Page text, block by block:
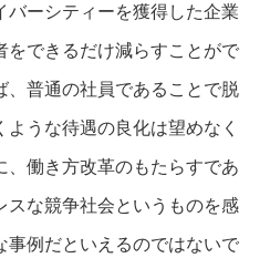
バーシティーを獲得した企業
をできるだけ減らすことがで
、普通の社員であることで脱
うな待遇の良化は望めなく
、働き方改革のもたらすであ
スな競争社会というものを感
事例だといえるのではないで